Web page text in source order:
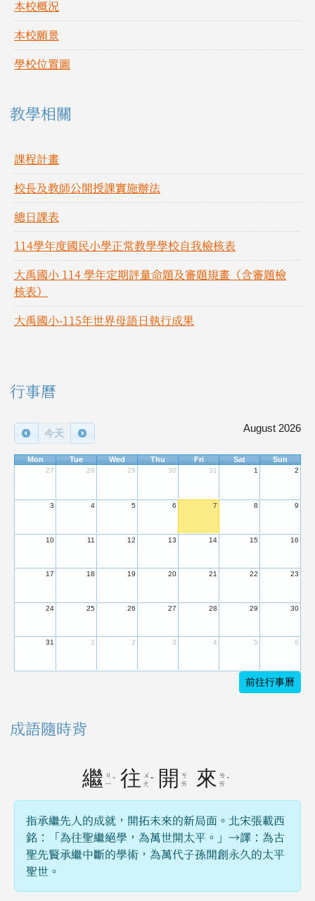
本校概況
本校願景
學校位置圖
教學相關
課程計畫
校長及教師公開授課實施辦法
總日課表
114學年度國民小學正常教學學校自我檢核表
大禹國小 114 學年定期評量命題及審題規畫（含審題檢
核表）
大禹國小-115年世界母語日執行成果
右邊區域內容
行事曆
今天 August 2026
Mon Tue Wed Thu Fri Sat Sun
27 28 29 30 31 1 2
3 4 5 6 7 8 9
10 11 12 13 14 15 16
17 18 19 20 21 22 23
24 25 26 27 28 29 30
31 1 2 3 4 5 6
前往行事曆
成語隨時背
繼 ㄐ
ㄧ ˋ 往 ㄨ
ㄤ ˇ 開
ㄎ
ㄞ
來 ㄌ
ㄞ ˊ
指承繼先人的成就，開拓未來的新局面。北宋張載西
銘：「為往聖繼絕學，為萬世開太平。」→譯：為古
聖先賢承繼中斷的學術，為萬代子孫開創永久的太平
聖世。